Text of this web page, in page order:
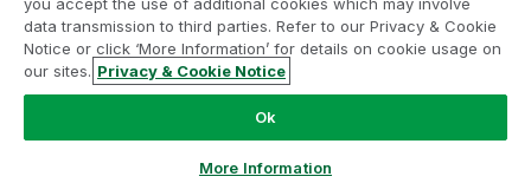
CLOUDERA_NAVIGATOR_CLIENT_URL
例:
CLOUDERA_NAVIGATOR_AUTOCOMMIT
data transmission to third parties. Refer to our Privacy & Cookie
Notice or click ‘More Information’ for details on cookie usage on
our sites. Privacy & Cookie Notice
Ok
More Information